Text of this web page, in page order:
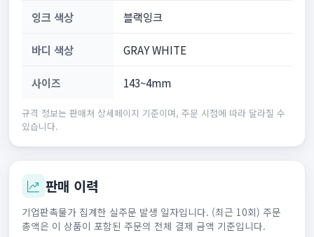
잉크 색상 블랙잉크
바디 색상 GRAY WHITE
사이즈 143~4mm
규격 정보는 판매처 상세페이지 기준이며, 주문 시점에 따라 달라질 수
있습니다.
판매 이력
기업판촉물가 집계한 실주문 발생 일자입니다. (최근 10회) 주문
총액은 이 상품이 포함된 주문의 전체 결제 금액 기준입니다.